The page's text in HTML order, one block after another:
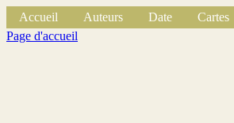
Accueil Auteurs Date Cartes
Page d'accueil